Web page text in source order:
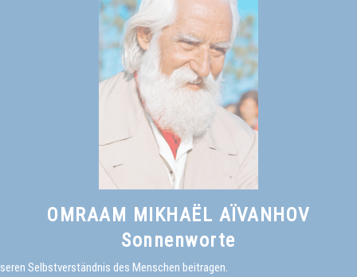
OMRAAM MIKHAËL AÏVANHOV
Sonnenworte
Selbstverständnis des Menschen beitragen.